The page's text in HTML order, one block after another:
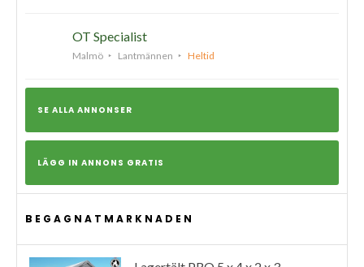
OT Specialist
Malmö Lantmännen Heltid
SE ALLA ANNONSER
LÄGG IN ANNONS GRATIS
BEGAGNATMARKNADEN